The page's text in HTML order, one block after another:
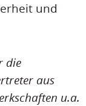
und
die
aus
u.a.